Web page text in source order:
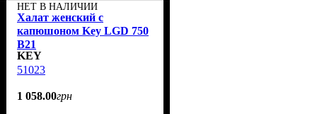
НЕТ В НАЛИЧИИ
Халат женский с
капюшоном Key LGD 750
B21
KEY
51023
1 058.00грн